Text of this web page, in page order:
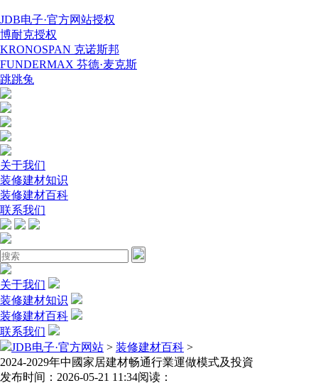
JDB电子·官方网站授权
博耐克授权
KRONOSPAN 克诺斯邦
FUNDERMAX 芬德·麦克斯
跳跳兔
关于我们
装修建材知识
装修建材百科
联系我们
关于我们
装修建材知识
装修建材百科
联系我们
JDB电子·官方网站 > 装修建材百科 >
2024-2029年中國家居建材畅通行業運做模式及投資
发布时间：2026-05-21 11:34阅读：